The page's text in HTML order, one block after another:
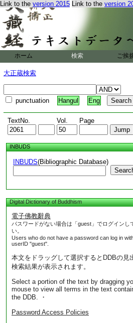
Link to the version 2015 Link to the version
ホーム 検索 ご挨
大正蔵検索
punctuation Hangul Eng
TextNo. Vol. Page
INBUDS
INBUDS(Bibliographic Database)
Digital Dictionary of Buddhism
電子佛教辭典
パスワードがない場合は「guest」でログインし
い。
Users who do not have a password can log in
userID "guest".
本文をドラッグして選択するとDDBの見
検索結果が表示されます。
Select a portion of the text by dragging
mouse to view all terms in the text
the DDB. ・
Password Access Policies